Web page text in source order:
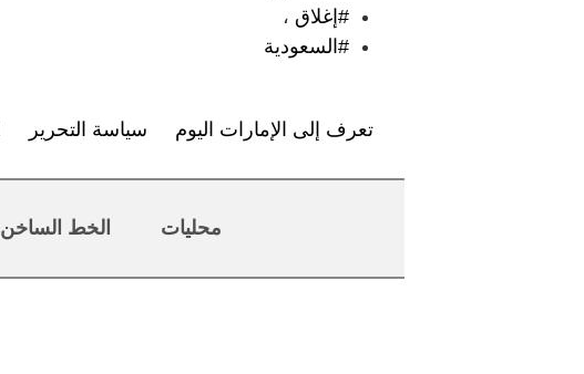
#إغلاق ،
#السعودية
تعرف إلى الإمارات اليوم سياسة التحرير
محليات الخط الساخن